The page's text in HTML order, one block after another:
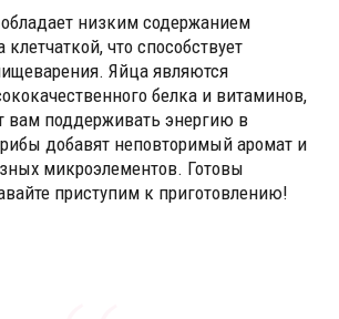
низким содержанием
клетчаткой, что способствует
Яйца являются
белка и витаминов,
вам поддерживать энергию в
добавят неповторимый аромат и
микроэлементов. Готовы
приступим к приготовлению!